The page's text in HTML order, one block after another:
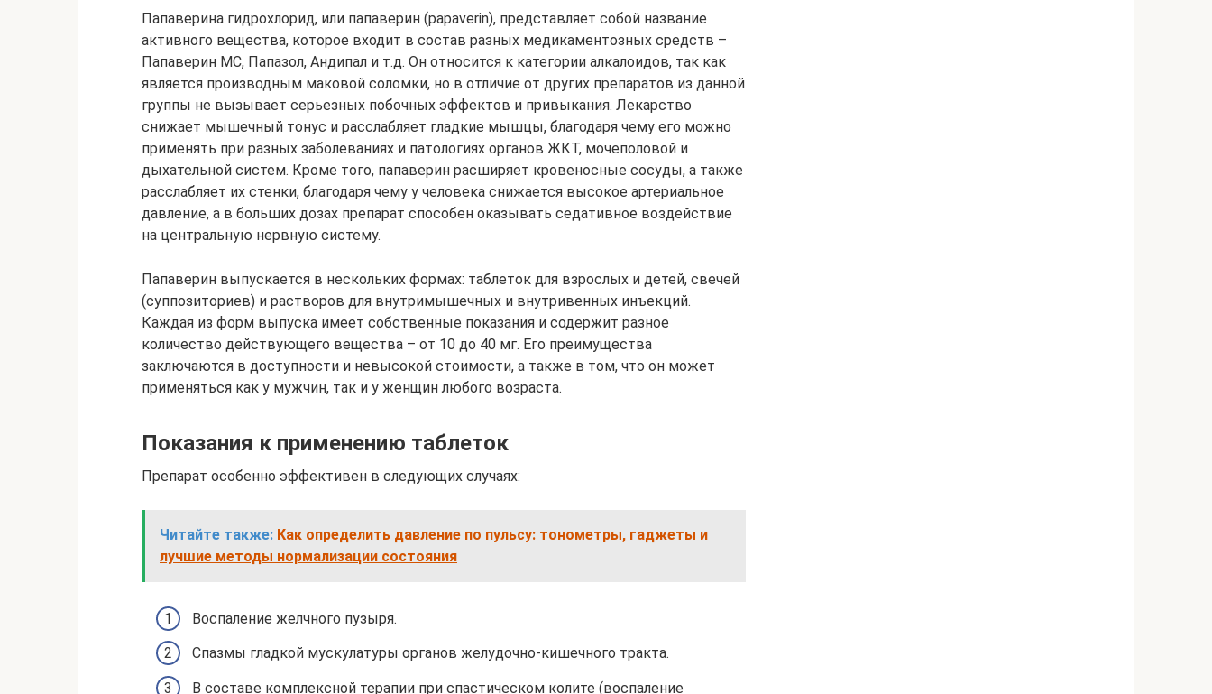
Папаверина гидрохлорид, или папаверин (papaverin), представляет собой название
активного вещества, которое входит в состав разных медикаментозных средств –
Папаверин МС, Папазол, Андипал и т.д. Он относится к категории алкалоидов, так как
является производным маковой соломки, но в отличие от других препаратов из данной
группы не вызывает серьезных побочных эффектов и привыкания. Лекарство
снижает мышечный тонус и расслабляет гладкие мышцы, благодаря чему его можно
применять при разных заболеваниях и патологиях органов ЖКТ, мочеполовой и
дыхательной систем. Кроме того, папаверин расширяет кровеносные сосуды, а также
расслабляет их стенки, благодаря чему у человека снижается высокое артериальное
давление, а в больших дозах препарат способен оказывать седативное воздействие
на центральную нервную систему.
Папаверин выпускается в нескольких формах: таблеток для взрослых и детей, свечей
(суппозиториев) и растворов для внутримышечных и внутривенных инъекций.
Каждая из форм выпуска имеет собственные показания и содержит разное
количество действующего вещества – от 10 до 40 мг. Его преимущества
заключаются в доступности и невысокой стоимости, а также в том, что он может
применяться как у мужчин, так и у женщин любого возраста.
Показания к применению таблеток
Препарат особенно эффективен в следующих случаях:
Читайте также: Как определить давление по пульсу: тонометры, гаджеты и
лучшие методы нормализации состояния
Воспаление желчного пузыря.
Спазмы гладкой мускулатуры органов желудочно-кишечного тракта.
В составе комплексной терапии при спастическом колите (воспаление